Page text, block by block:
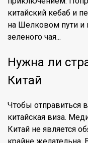
китайский кебаб и
на Шелковом пути и
зеленого чая...
Нужна ли
Китай
Чтобы отправиться
китайская виза.
Китай не является